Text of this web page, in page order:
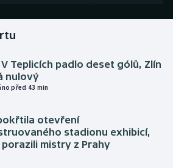
V Teplicích padlo deset gólů, Zlín
nulový
před 43 min
otevření
stadionu exhibicí,
porazili mistry z Prahy